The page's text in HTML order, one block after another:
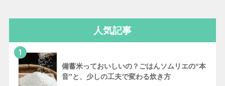
人気記事
1
備蓄米っておいしいの？ごはんソムリエの“本
音”と、少しの工夫で変わる炊き方